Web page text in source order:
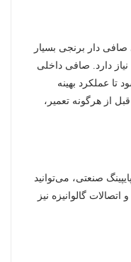
دار برنجی بسیار
دارد. صافی داخلی
تا عملکرد بهینه
از هرگونه تعمیر،
صنعتی، می‌توانید
گالوانیزه نیز